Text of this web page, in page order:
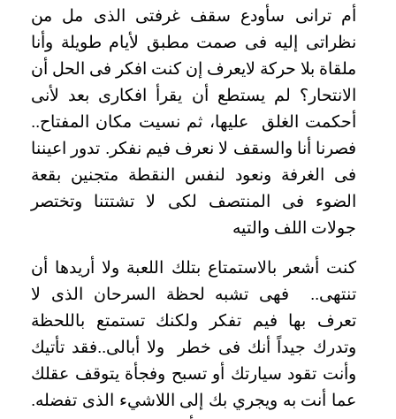
أم ترانى سأودع سقف غرفتى الذى مل من
نظراتى إليه فى صمت مطبق لأيام طويلة وأنا
ملقاة بلا حركة لايعرف إن كنت افكر فى الحل أن
الانتحار؟ لم يستطع أن يقرأ افكارى بعد لأنى
أحكمت الغلق عليها، ثم نسيت مكان المفتاح..
فصرنا أنا والسقف لا نعرف فيم نفكر. تدور اعيننا
فى الغرفة ونعود لنفس النقطة متجنين بقعة
الضوء فى المنتصف لكى لا تشتتنا وتختصر
جولات اللف والتيه
كنت أشعر بالاستمتاع بتلك اللعبة ولا أريدها أن
تنتهى.. فهى تشبه لحظة السرحان الذى لا
تعرف بها فيم تفكر ولكنك تستمتع باللحظة
وتدرك جيداً أنك فى خطر ولا أبالى..فقد تأتيك
وأنت تقود سيارتك أو تسبح وفجأة يتوقف عقلك
عما أنت به ويجري بك إلى اللاشيء الذى تفضله.